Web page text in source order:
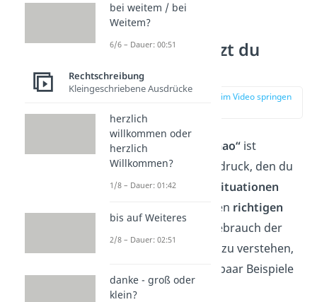
Wann benutzt du
lmao?
zur Stelle im Video springen
DieAbkürzung „lmao“ ist
ein vielseitiger Ausdruck, den du
inverschiedenen Situationen
verwendest. Um den richtigen
für den Gebrauch der
Abkürzung „lmao“ zu verstehen,
haben wir hier ein paar Beispiele
für dich:
bei weitem / bei
Weitem?
6/6 – Dauer: 00:51
Rechtschreibung
Kleingeschriebene Ausdrücke
herzlich
willkommen oder
herzlich
Willkommen?
1/8 – Dauer: 01:42
bis auf Weiteres
2/8 – Dauer: 02:51
danke - groß oder
klein?